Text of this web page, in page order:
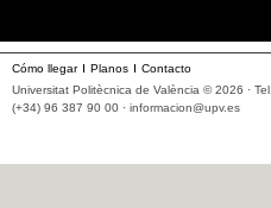
Cómo llegar Planos
Contacto
Universitat Politècnica de València © 2026 · Tel.
(+34) 96 387 90 00 · informacion@upv.es